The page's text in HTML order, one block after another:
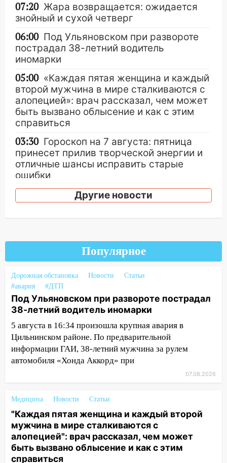
07:20 Жара возвращается: ожидается
знойный и сухой четверг
06:00 Под Ульяновском при развороте
пострадал 38-летний водитель
иномарки
05:00 «Каждая пятая женщина и каждый
второй мужчина в мире сталкиваются с
алопецией»: врач рассказал, чем может
быть вызвано облысение и как с этим
справиться
03:30 Гороскоп на 7 августа: пятница
принесет прилив творческой энергии и
отличные шансы исправить старые
ошибки
06.08.2026
23:20 Прогноз погоды на 7 августа в
посвящённый Дню воздушного флота
России
19:12 В Ульяновской области
руководителя частной компании
наказали за сокрытие прошлого своего
сотрудник
18:02 В Ульяновск едут звезды
баскетбола!
17:08 Ульяновский областной суд
оставил в силе приговор руководству
3,2 млн рублей
16:09 Ветераны легкой атлетики из
Ульяновска успешно выступили на
Чемпионате России
16:02 В Ульяновской области убрали
Другие новости
Популярное
Дорожная обстановка Новости
Статьи
#авария
#ДТП
Под Ульяновском при развороте пострадал
38-летний водитель иномарки
5 августа в 16:34 произошла крупная авария в
Цильнинском районе. По предварительной
информации ГАИ, 38-летний мужчина за рулем
автомобиля «Хонда Аккорд» при
07.08.2026
Медицина Новости Статьи
"Каждая пятая женщина и каждый второй
мужчина в мире сталкиваются с
алопецией": врач рассказал, чем может
быть вызвано облысение и как с этим
справиться